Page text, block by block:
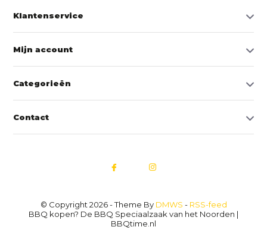
Klantenservice
Mijn account
Categorieën
Contact
© Copyright 2026 - Theme By DMWS - RSS-feed
BBQ kopen? De BBQ Speciaalzaak van het Noorden |
BBQtime.nl